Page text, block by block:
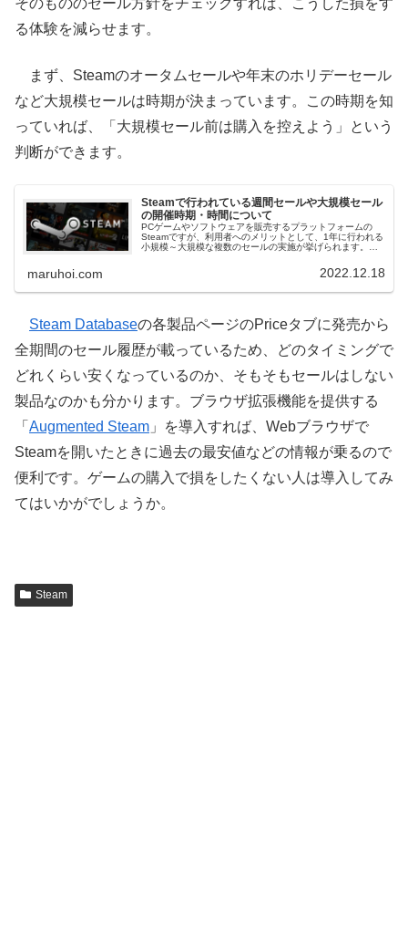
そのもののセール方針をチェックすれば、こうした損をす
る体験を減らせます。
まず、Steamのオータムセールや年末のホリデーセール
など大規模セールは時期が決まっています。この時期を知
っていれば、「大規模セール前は購入を控えよう」という
判断ができます。
Steamで行われている週間セールや大規模セール
の開催時期・時間について
PCゲームやソフトウェアを販売するプラットフォームの
Steamですが、利用者へのメリットとして、1年に行われる
小規模～大規模な複数のセールの実施が挙げられます。こ
す。どういった時期に行われているのか、いつお金を使う
ときが来るのか判断材料になれば幸いです。
maruhoi.com 2022.12.18
Steam Databaseの各製品ページのPriceタブに発売から
全期間のセール履歴が載っているため、どのタイミングで
どれくらい安くなっているのか、そもそもセールはしない
製品なのかも分かります。ブラウザ拡張機能を提供する
「 Augmented Steam 」を導入すれば、Webブラウザで
Steamを開いたときに過去の最安値などの情報が乗るので
便利です。ゲームの購入で損をしたくない人は導入してみ
てはいかがでしょうか。
Steam